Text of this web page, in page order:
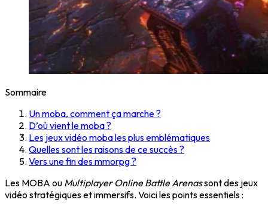
Sommaire
Un moba, comment ça marche ?
D’où vient le moba ?
Les jeux vidéo moba les plus emblématiques
Quelles sont les raisons de ce succès ?
Vers une fin des mmorpg ?
Les MOBA ou Multiplayer Online Battle Arenassont des jeux
vidéo stratégiques et immersifs. Voici les points essentiels :